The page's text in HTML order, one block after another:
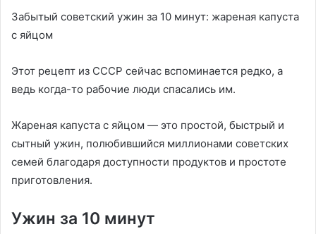
Забытый советский ужин за 10 минут: жареная капуста
с яйцом
Этот рецепт из СССР сейчас вспоминается редко, а
ведь когда-то рабочие люди спасались им.
Жареная капуста с яйцом — это простой, быстрый и
сытный ужин, полюбившийся миллионами советских
семей благодаря доступности продуктов и простоте
приготовления.
Ужин за 10 минут